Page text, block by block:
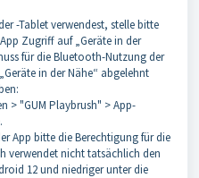
-Tablet verwendest, stelle bitte
Zugriff auf „Geräte in der
für die Bluetooth-Nutzung der
in der Nähe“ abgelehnt
> "GUM Playbrush" > App-
App bitte die Berechtigung für die
verwendet nicht tatsächlich den
12 und niedriger unter die